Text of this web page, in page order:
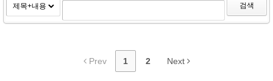
검색
Prev 1 2 Next